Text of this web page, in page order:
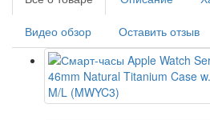
Видео обзор Оставить отзыв